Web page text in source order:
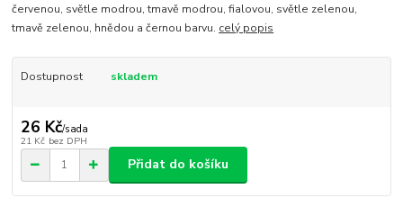
červenou, světle modrou, tmavě modrou, fialovou, světle zelenou,
tmavě zelenou, hnědou a černou barvu. celý popis
Dostupnost skladem
26 Kč/sada
21 Kč bez DPH
Přidat do košíku